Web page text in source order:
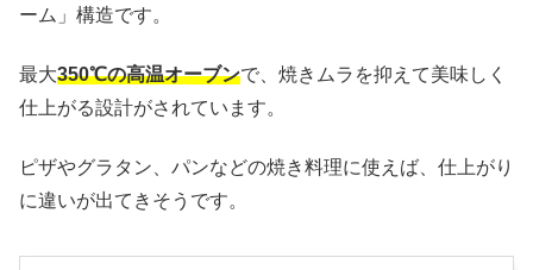
ーム」構造です。
最大350℃の高温オーブンで、焼きムラを抑えて美味しく
仕上がる設計がされています。
ピザやグラタン、パンなどの焼き料理に使えば、仕上がり
に違いが出てきそうです。